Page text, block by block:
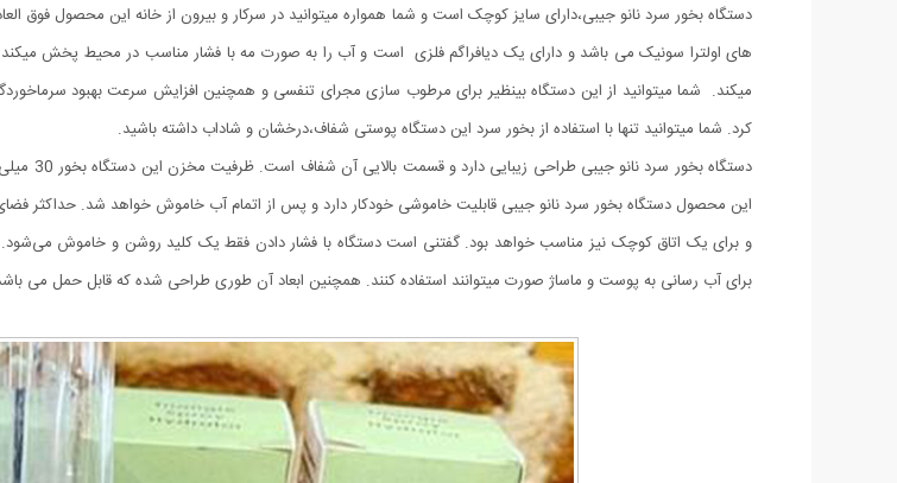
دستگاه بخور سرد نانو جیبی،دارای سایز کوچک است و شما همواره میتوانید در سرکار و بیرون از خانه این محصول فوق
های اولترا سونیک می باشد و دارای یک دیافراگم فلزی است و آب را به صورت مه با فشار مناسب در محیط پخش
میکند. شما میتوانید از این دستگاه بینظیر برای مرطوب سازی مجرای تنفسی و همچنین افزایش سرعت بهبود
کرد. شما میتوانید تنها با استفاده از بخور سرد این دستگاه پوستی شفاف،درخشان و شاداب داشته باشید.
دستگاه
و برای یک اتاق کوچک نیز مناسب خواهد بود. گفتنی است دستگاه با فشار دادن فقط یک کلید روشن و خاموش می‌شود.این
برای آب رسانی به پوست و ماساژ صورت میتوانند استفاده کنند. همچنین ابعاد آن طوری طراحی شده که قابل حمل می